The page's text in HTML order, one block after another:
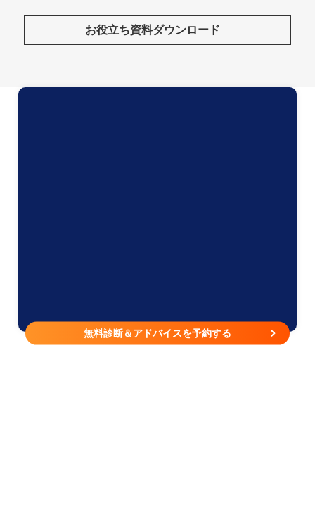
お役立ち資料ダウンロード
無料診断＆アドバイスを予約する